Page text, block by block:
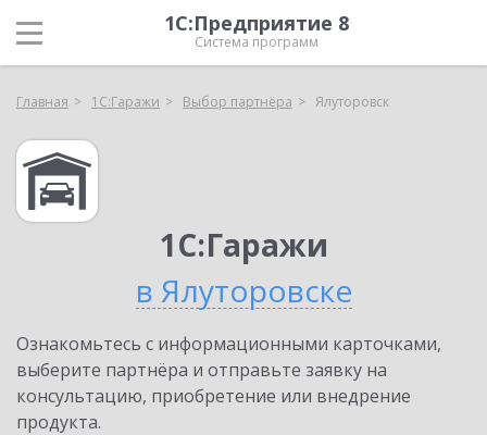
1С:Предприятие 8
Система программ
Главная 1С:Гаражи Выбор партнёра Ялуторовск
1С:Гаражи
в Ялуторовске
Ознакомьтесь с информационными карточками,
выберите партнёра и отправьте заявку на
консультацию, приобретение или внедрение
продукта.